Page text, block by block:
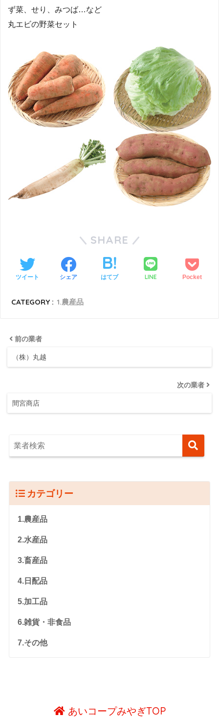
ず菜、せり、みつば…など
丸エビの野菜セット
SHARE
ツイート シェア はてブ LINE Pocket
CATEGORY : 1.農産品
前の業者
（株）丸越
次の業者
間宮商店
カテゴリー
1.農産品
2.水産品
3.畜産品
4.日配品
5.加工品
6.雑貨・非食品
7.その他
あいコープみやぎTOP